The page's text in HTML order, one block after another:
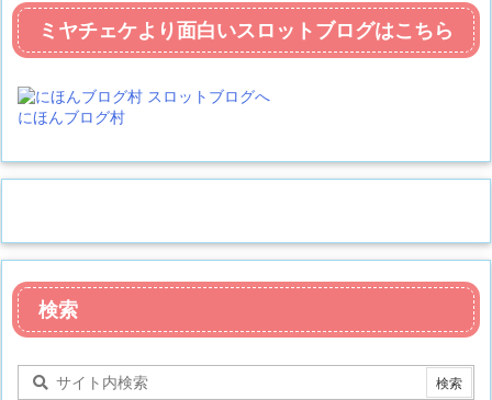
ミヤチェケより面白いスロットブログはこちら
にほんブログ村
検索